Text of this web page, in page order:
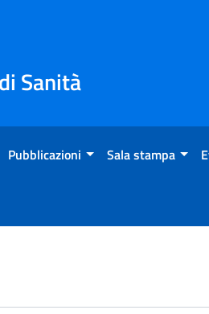
Sanità
Pubblicazioni Sala stampa